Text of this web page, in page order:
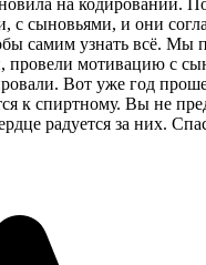
на кодировании.
с сыновьями, и они
самим узнать всё. Мы
провели мотивацию с
Вот уже год
к спиртному. Вы не
радуется за них.